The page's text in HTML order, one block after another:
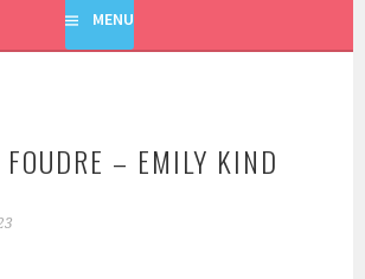
MENU
FOUDRE – EMILY KIND